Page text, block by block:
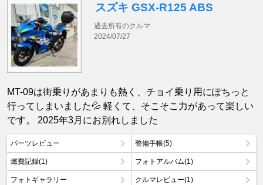
スズキ GSX-R125 ABS
過去所有のクルマ
2024/07/27
MT-09は街乗りがあまりも熱く、チョイ乗り用にぽちっと
行ってしまいました💦 軽くて、そこそこ力があって楽しい
です。 2025年3月にお別れしました
パーツレビュー 整備手帳(5)
燃費記録(1) フォトアルバム(1)
フォトギャラリー クルマレビュー(1)